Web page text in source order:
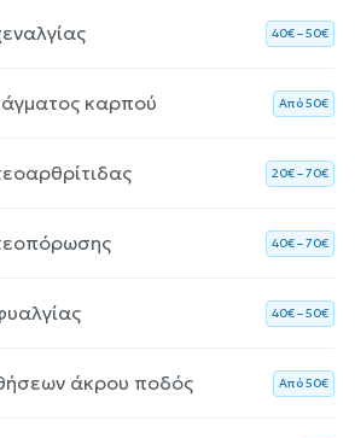
40€ – 50€
καρπού Aπό 50€
20€ – 70€
40€ – 70€
40€ – 50€
άκρου ποδός Aπό 50€